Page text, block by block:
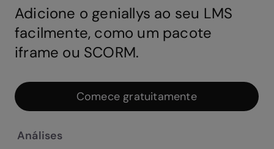
Adicione o geniallys ao seu LMS
facilmente, como um pacote
iframe ou SCORM.
Comece gratuitamente
Análises